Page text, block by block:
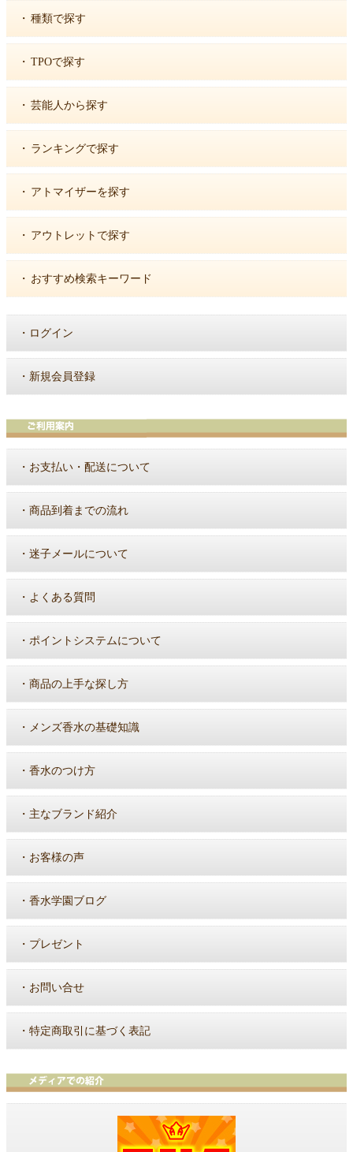
・ 種類で探す
・ TPOで探す
・ 芸能人から探す
・ ランキングで探す
・ アトマイザーを探す
・ アウトレットで探す
・ おすすめ検索キーワード
・ ログイン
・ 新規会員登録
・ お支払い・配送について
・ 商品到着までの流れ
・ 迷子メールについて
・ よくある質問
・ ポイントシステムについて
・ 商品の上手な探し方
・ メンズ香水の基礎知識
・ 香水のつけ方
・ 主なブランド紹介
・ お客様の声
・ 香水学園ブログ
・ プレゼント
・ お問い合せ
・ 特定商取引に基づく表記